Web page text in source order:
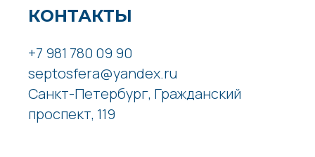
КОНТАКТЫ
+7 981 780 09 90
septosfera@yandex.ru
Санкт-Петербург, Гражданский
проспект, 119